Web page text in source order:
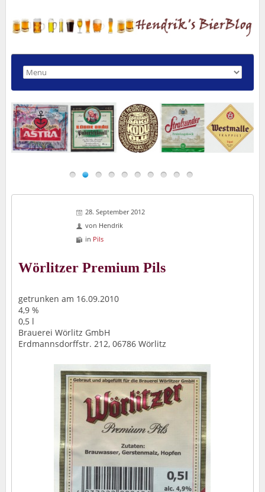
28. September 2012
von Hendrik
in Pils
Wörlitzer Premium Pils
getrunken am 16.09.2010
4,9 %
0,5 l
Brauerei Wörlitz GmbH
Erdmannsdorffstr. 212, 06786 Wörlitz